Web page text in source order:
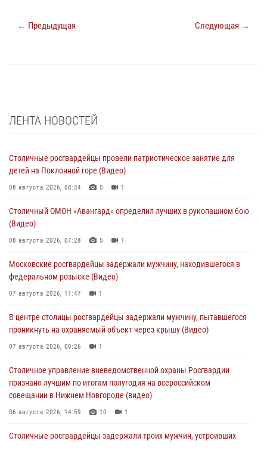
← Предыдущая Следующая →
ЛЕНТА НОВОСТЕЙ
Столичные росгвардейцы провели патриотическое занятие для
детей на Поклонной горе (Видео)
08 августа 2026, 08:34 5 1
Столичный ОМОН «Авангард» определил лучших в рукопашном бою
(Видео)
08 августа 2026, 07:28 5 1
Московские росгвардейцы задержали мужчину, находившегося в
федеральном розыске (Видео)
07 августа 2026, 11:47 1
В центре столицы росгвардейцы задержали мужчину, пытавшегося
проникнуть на охраняемый объект через крышу (Видео)
07 августа 2026, 09:26 1
Столичное управление вневедомственной охраны Росгвардии
признано лучшим по итогам полугодия на всероссийском
совещании в Нижнем Новгороде (видео)
06 августа 2026, 14:59 10 1
Столичные росгвардейцы задержали троих мужчин, устроивших